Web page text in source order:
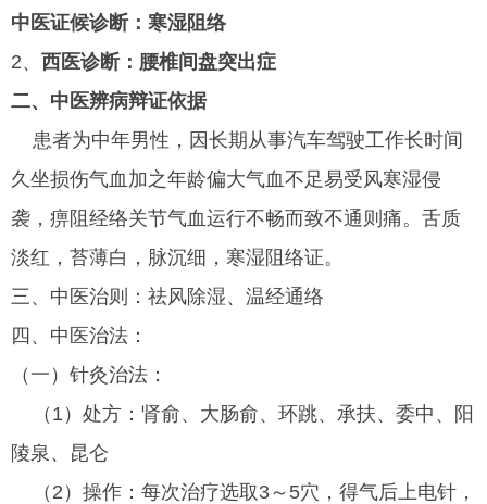
中医证候诊断：寒湿阻络
2、 西医诊断：腰椎间盘突出症
二、中医辨病辩证依据
患者为中年男性，因长期从事汽车驾驶工作长时间
久坐损伤气血加之年龄偏大气血不足易受风寒湿侵
袭，痹阻经络关节气血运行不畅而致不通则痛。舌质
淡红，苔薄白，脉沉细，寒湿阻络证。
三、中医治则：祛风除湿、温经通络
四、中医治法：
（一）针灸治法：
（1）处方：肾俞、大肠俞、环跳、承扶、委中、阳
陵泉、昆仑
（2）操作：每次治疗选取3～5穴，得气后上电针，